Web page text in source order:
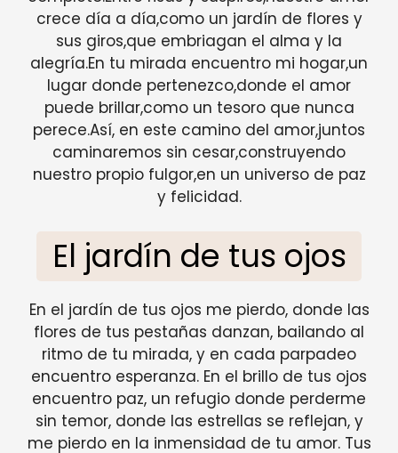
crece día a día,como un jardín de flores y
sus giros,que embriagan el alma y la
alegría.En tu mirada encuentro mi hogar,un
lugar donde pertenezco,donde el amor
puede brillar,como un tesoro que nunca
perece.Así, en este camino del amor,juntos
caminaremos sin cesar,construyendo
nuestro propio fulgor,en un universo de paz
y felicidad.
El jardín de tus ojos
En el jardín de tus ojos me pierdo, donde las
flores de tus pestañas danzan, bailando al
ritmo de tu mirada, y en cada parpadeo
encuentro esperanza. En el brillo de tus ojos
encuentro paz, un refugio donde perderme
sin temor, donde las estrellas se reflejan, y
me pierdo en la inmensidad de tu amor. Tus